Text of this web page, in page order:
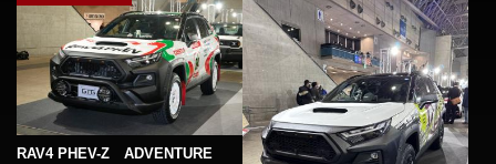
RAV4 PHEV-Z ADVENTURE